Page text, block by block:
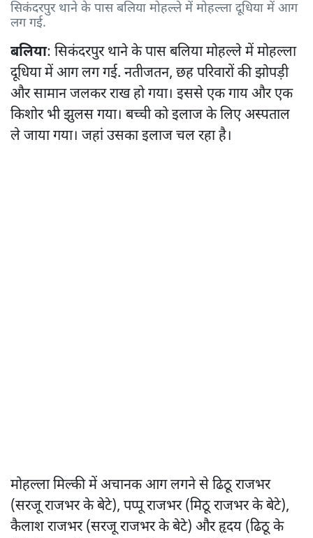
सिकंदरपुर थाने के पास बलिया मोहल्ले में मोहल्ला दूधिया में आग
लग गई.
बलिया: सिकंदरपुर थाने के पास बलिया मोहल्ले में मोहल्ला
दूधिया में आग लग गई. नतीजतन, छह परिवारों की झोपड़ी
और सामान जलकर राख हो गया। इससे एक गाय और एक
किशोर भी झुलस गया। बच्ची को इलाज के लिए अस्पताल
ले जाया गया। जहां उसका इलाज चल रहा है।
मोहल्ला मिल्की में अचानक आग लगने से ढिठू राजभर
(सरजू राजभर के बेटे), पप्पू राजभर (मिठू राजभर के बेटे),
कैलाश राजभर (सरजू राजभर के बेटे) और हृदय (ढिठू के